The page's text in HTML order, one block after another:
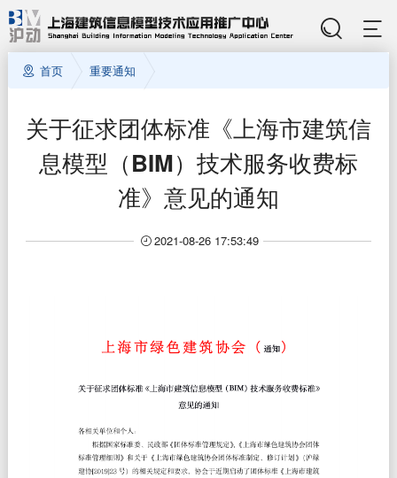
首页 重要通知
关于征求团体标准《上海市建筑信
息模型（BIM）技术服务收费标
准》意见的通知
2021-08-26 17:53:49